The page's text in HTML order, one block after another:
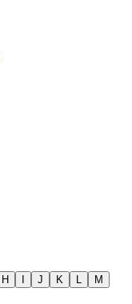
H J K L
M